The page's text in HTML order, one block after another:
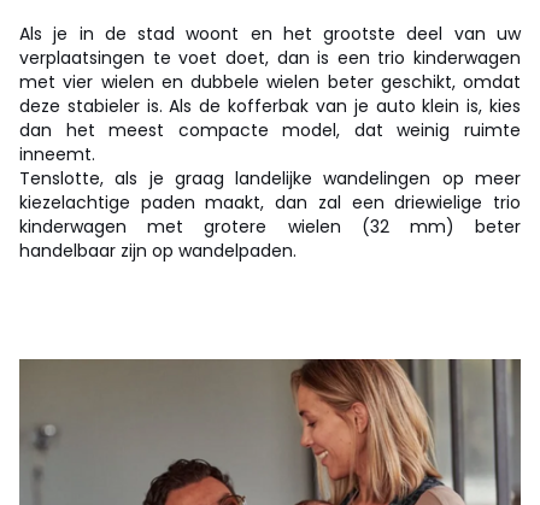
Als je in de stad woont en het grootste deel van uw
verplaatsingen te voet doet, dan is een trio kinderwagen
met vier wielen en dubbele wielen beter geschikt, omdat
deze stabieler is. Als de kofferbak van je auto klein is, kies
dan het meest compacte model, dat weinig ruimte
inneemt.
Tenslotte, als je graag landelijke wandelingen op meer
kiezelachtige paden maakt, dan zal een driewielige trio
kinderwagen met grotere wielen (32 mm) beter
handelbaar zijn op wandelpaden.